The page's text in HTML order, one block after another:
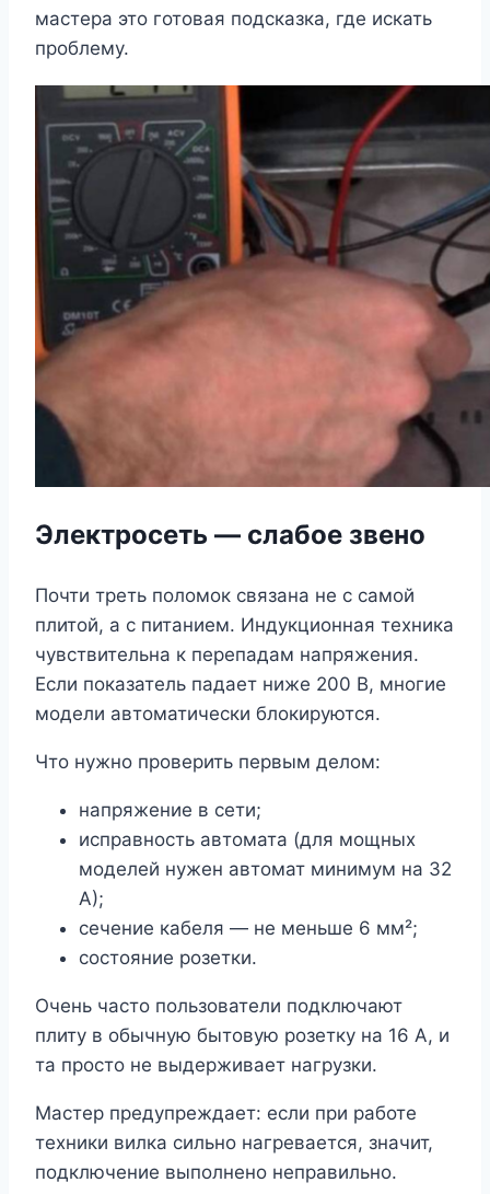
мастера это готовая подсказка, где искать
проблему.
Электросеть ― слабое звено
Почти треть поломок связана не с самой
плитой, а с питанием. Индукционная техника
чувствительна к перепадам напряжения.
Если показатель падает ниже 200 В, многие
модели автоматически блокируются.
Что нужно проверить первым делом:
напряжение в сети;
исправность автомата (для мощных
моделей нужен автомат минимум на 32
А);
сечение кабеля ― не меньше 6 мм²;
состояние розетки.
Очень часто пользователи подключают
плиту в обычную бытовую розетку на 16 А, и
та просто не выдерживает нагрузки.
Мастер предупреждает: если при работе
техники вилка сильно нагревается, значит,
подключение выполнено неправильно.